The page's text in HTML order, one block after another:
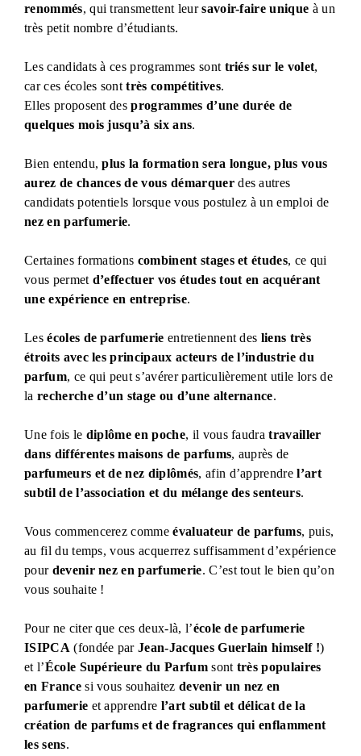
renommés, qui transmettent leursavoir-faire unique à un
très petit nombre d’étudiants.
Les candidats à ces programmes sont triés sur le volet,
car ces écoles sonttrès compétitives.
Elles proposent desprogrammes d’une durée de
quelques mois jusqu’à six ans.
Bien entendu,plus la formation sera longue, plus vous
aurez de chances de vous démarquerdes autres
candidats potentiels lorsque vous postulez à un emploi de
nez en parfumerie.
Certaines formations combinent stages et études, ce qui
vous permet d’effectuer vos études tout en acquérant
une expérience en entreprise.
Lesécoles de parfumerie entretiennent des liens très
étroits avec les principaux acteurs de l’industrie du
parfum, ce qui peut s’avérer particulièrement utile lors de
la recherche d’un stage ou d’une alternance.
Une fois le diplôme en poche, il vous faudratravailler
dans différentes maisons de parfums, auprès de
parfumeurs et de nez diplômés, afin d’apprendrel’art
subtil de l’association et du mélange des senteurs.
Vous commencerez commeévaluateur de parfums, puis,
au fil du temps, vous acquerrez suffisamment d’expérience
pour devenir nez en parfumerie. C’est tout le bien qu’on
vous souhaite !
Pour ne citer que ces deux-là, l’école de parfumerie
ISIPCA (fondée parJean-Jacques Guerlain himself !)
et l’École Supérieure du Parfumsont très populaires
en Francesi vous souhaitez devenir un nez en
parfumerie et apprendre l’art subtil et délicat de la
création de parfums et de fragrances qui enflamment
les sens.